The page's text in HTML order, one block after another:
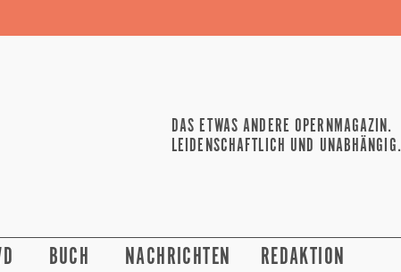
DAS ETWAS ANDERE OPERNMAGAZIN.
LEIDENSCHAFTLICH UND UNABHÄNGIG.
BUCH NACHRICHTEN REDAKTION